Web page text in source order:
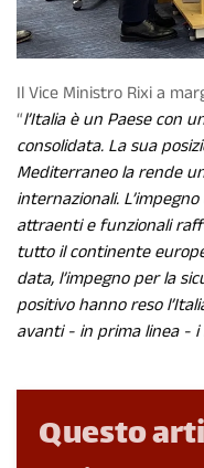
Il Vice Ministro Rixi a
“l’Italia è un Paese con
consolidata. La sua
Mediterraneo la rende
internazionali.
attraenti e funzionali
tutto il continente
data, l’impegno per la
positivo hanno reso
avanti - in prima linea - i
Questo